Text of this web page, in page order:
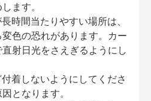
ます。
時間当たりやすい場所は、
色の恐れがあります。カー
射日光をさえぎるようにし
着しないようにしてくださ
となります。